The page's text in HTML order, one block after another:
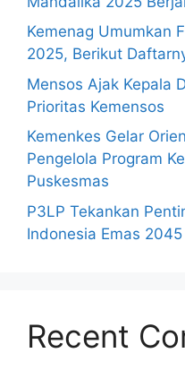
Kemenag Umumkan
2025, Berikut
Mensos Ajak Kepala
Prioritas Kemensos
Kemenkes Gelar
Pengelola Program
Puskesmas
P3LP Tekankan
Indonesia Emas 2045
Recent